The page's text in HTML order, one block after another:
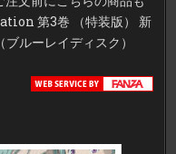
第3巻 （特装版） 新
ルーレイディスク）